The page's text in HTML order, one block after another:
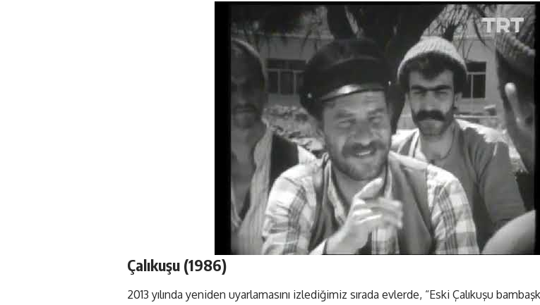
Çalıkuşu (1986)
2013 yılında yeniden uyarlamasını izlediğimiz sırada evlerde, “Eski Çalıkuşu